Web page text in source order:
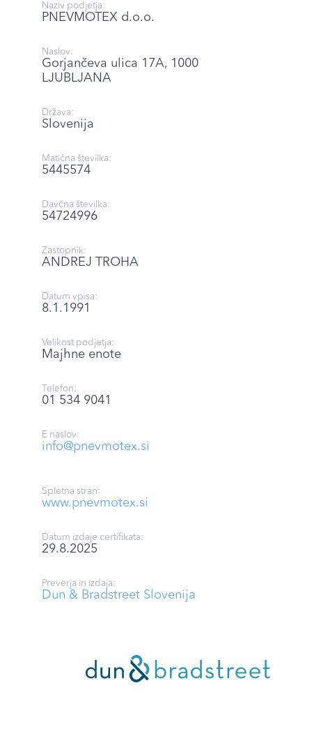
Naziv podjetja:
PNEVMOTEX d.o.o.
Naslov:
Gorjančeva ulica 17A, 1000
LJUBLJANA
Država:
Slovenija
Matična številka:
5445574
Davčna številka:
54724996
Zastopnik:
ANDREJ TROHA
Datum vpisa:
8.1.1991
Velikost podjetja:
Majhne enote
Telefon:
01 534 9041
E naslov:
info@pnevmotex.si
Spletna stran:
www.pnevmotex.si
Datum izdaje certifikata:
29.8.2025
Preverja in izdaja:
Dun & Bradstreet Slovenija